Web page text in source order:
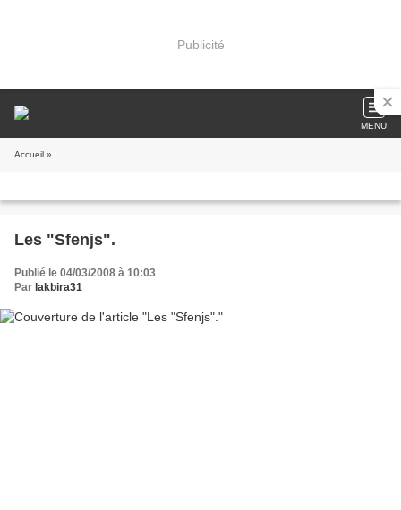
Publicité
MENU
Accueil »
Les "Sfenjs".
Publié le 04/03/2008 à 10:03
Par lakbira31